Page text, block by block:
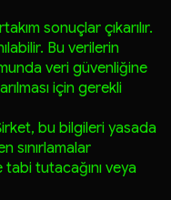
sonuçlar çıkarılır.
Bu verilerin
veri güvenliğine
için gerekli
bu bilgileri yasada
sınırlamalar
tutacağını veya